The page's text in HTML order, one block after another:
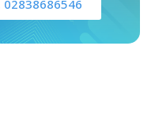
02838686546